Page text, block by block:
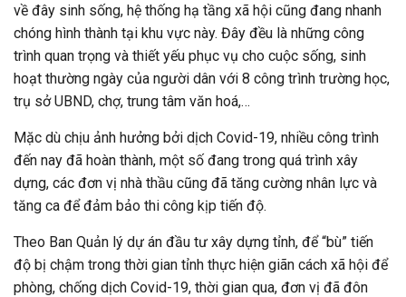
về đây sinh sống, hệ thống hạ tầng xã hội cũng đang nhanh
chóng hình thành tại khu vực này. Đây đều là những công
trình quan trọng và thiết yếu phục vụ cho cuộc sống, sinh
hoạt thường ngày của người dân với 8 công trình trường học,
trụ sở UBND, chợ, trung tâm văn hoá,…
Mặc dù chịu ảnh hưởng bởi dịch Covid-19, nhiều công trình
đến nay đã hoàn thành, một số đang trong quá trình xây
dựng, các đơn vị nhà thầu cũng đã tăng cường nhân lực và
tăng ca để đảm bảo thi công kịp tiến độ.
Theo Ban Quản lý dự án đầu tư xây dựng tỉnh, để “bù” tiến
độ bị chậm trong thời gian tỉnh thực hiện giãn cách xã hội để
phòng, chống dịch Covid-19, thời gian qua, đơn vị đã đôn